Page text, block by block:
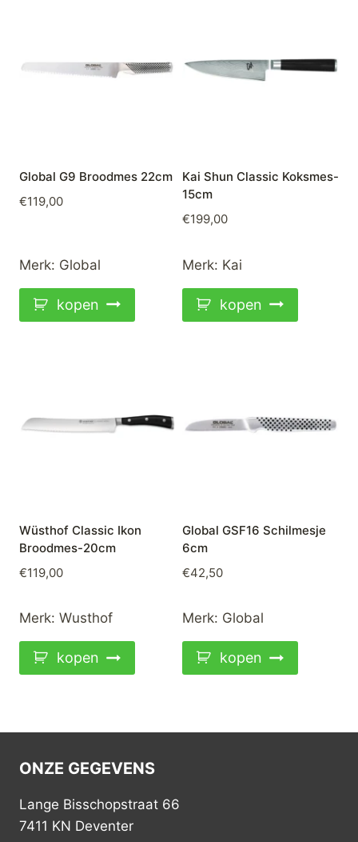
Global G9 Broodmes 22cm
€119,00
Merk: Global
kopen
Kai Shun Classic Koksmes-
15cm
€199,00
Merk: Kai
kopen
Wüsthof Classic Ikon
Broodmes-20cm
€119,00
Merk: Wusthof
kopen
Global GSF16 Schilmesje
6cm
€42,50
Merk: Global
kopen
ONZE GEGEVENS
Lange Bisschopstraat 66
7411 KN Deventer